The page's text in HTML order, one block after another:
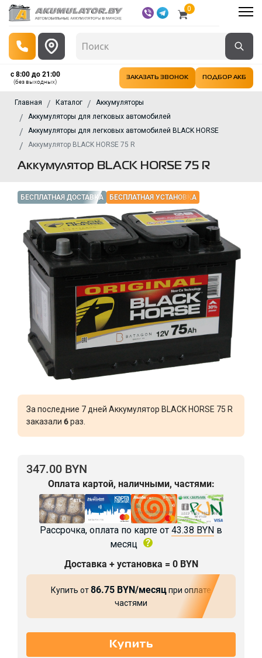
0
с 8:00 до 21:00
(без выходных)
ЗАКАЗАТЬ ЗВОНОК ПОДБОР АКБ
Главная Каталог
Аккумуляторы
Аккумуляторы для легковых автомобилей
Аккумуляторы для легковых автомобилей BLACK HORSE
Аккумулятор BLACK HORSE 75 R
Аккумулятор BLACK HORSE 75 R
БЕСПЛАТНАЯ ДОСТАВКА БЕСПЛАТНАЯ УСТАНОВКА
За последние 7 дней Аккумулятор BLACK HORSE 75 R
заказали 6раз.
347.00 BYN
Оплата картой, наличными, частями:
Рассрочка, оплата по карте от 43.38 BYN в
месяц
Доставка + установка = 0 BYN
Купить от86.75 BYN/месяцпри оплате
частями